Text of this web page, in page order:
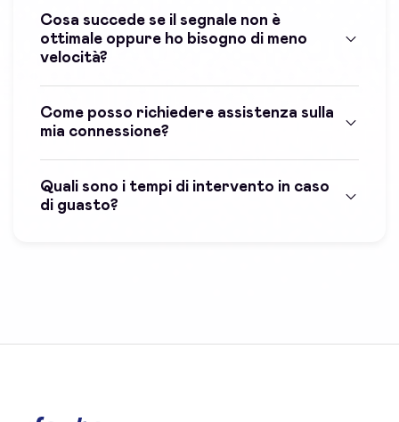
Cosa succede se il segnale non è
ottimale oppure ho bisogno di meno
velocità?
Come posso richiedere assistenza sulla
mia connessione?
Quali sono i tempi di intervento in caso
di guasto?